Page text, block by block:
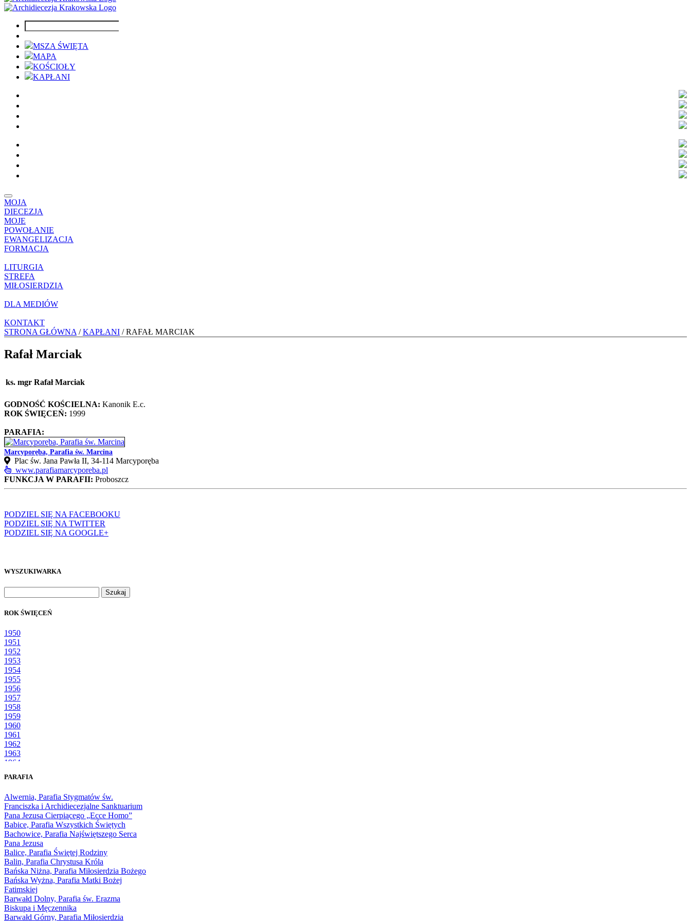
MSZA ŚWIĘTA
MAPA
KOŚCIOŁY
KAPŁANI
MOJA
DIECEZJA
MOJE
POWOŁANIE
EWANGELIZACJA
FORMACJA
LITURGIA
STREFA
MIŁOSIERDZIA
DLA MEDIÓW
KONTAKT
STRONA GŁÓWNA /KAPŁANI / RAFAŁ MARCIAK
Rafał Marciak
ks. mgr Rafał Marciak
GODNOŚĆ KOŚCIELNA: Kanonik E.c.
ROK ŚWIĘCEŃ: 1999
PARAFIA:
Marcyporęba, Parafia św. Marcina
Plac św. Jana Pawła II, 34-114 Marcyporęba
www.parafiamarcyporeba.pl
FUNKCJA W PARAFII: Proboszcz
PODZIEL SIĘ NA FACEBOOKU
PODZIEL SIĘ NA TWITTER
PODZIEL SIĘ NA GOOGLE+
WYSZUKIWARKA
ROK ŚWIĘCEŃ
1950
1951
1952
1953
1954
1955
1956
1957
1958
1959
1960
1961
1962
1963
1964
1966
1968
1969
1970
1971
1972
1973
1974
1975
1976
1977
1978
1979
1980
PARAFIA
Alwernia, Parafia Stygmatów św.
Franciszka i Archidiecezjalne Sanktuarium
Pana Jezusa Cierpiącego „Ecce Homo”
Babice, Parafia Wszystkich Świętych
Bachowice, Parafia Najświętszego Serca
Pana Jezusa
Balice, Parafia Świętej Rodziny
Balin, Parafia Chrystusa Króla
Bańska Niżna, Parafia Miłosierdzia Bożego
Bańska Wyżna, Parafia Matki Bożej
Fatimskiej
Barwałd Dolny, Parafia św. Erazma
Biskupa i Męczennika
Barwałd Górny, Parafia Miłosierdzia